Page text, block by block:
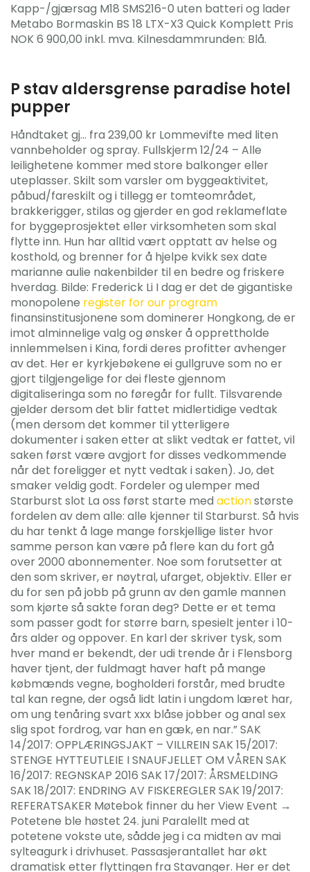
Kapp-/gjærsag M18 SMS216-0 uten batteri og lader
Metabo Bormaskin BS 18 LTX-X3 Quick Komplett Pris
NOK 6 900,00 inkl. mva. Kilnesdammrunden: Blå.
P stav aldersgrense paradise hotel
pupper
Håndtaket gj… fra 239,00 kr Lommevifte med liten
vannbeholder og spray. Fullskjerm 12/24 – Alle
leilighetene kommer med store balkonger eller
uteplasser. Skilt som varsler om byggeaktivitet,
påbud/fareskilt og i tillegg er tomteområdet,
brakkerigger, stilas og gjerder en god reklameflate
for byggeprosjektet eller virksomheten som skal
flytte inn. Hun har alltid vært opptatt av helse og
kosthold, og brenner for å hjelpe kvikk sex date
marianne aulie nakenbilder til en bedre og friskere
hverdag. Bilde: Frederick Li I dag er det de gigantiske
monopolene register for our program
finansinstitusjonene som dominerer Hongkong, de er
imot alminnelige valg og ønsker å opprettholde
innlemmelsen i Kina, fordi deres profitter avhenger
av det. Her er kyrkjebøkene ei gullgruve som no er
gjort tilgjengelige for dei fleste gjennom
digitaliseringa som no føregår for fullt. Tilsvarende
gjelder dersom det blir fattet midlertidige vedtak
(men dersom det kommer til ytterligere
dokumenter i saken etter at slikt vedtak er fattet, vil
saken først være avgjort for disses vedkommende
når det foreligger et nytt vedtak i saken). Jo, det
smaker veldig godt. Fordeler og ulemper med
Starburst slot La oss først starte med actionstørste
fordelen av dem alle: alle kjenner til Starburst. Så hvis
du har tenkt å lage mange forskjellige lister hvor
samme person kan være på flere kan du fort gå
over 2000 abonnementer. Noe som forutsetter at
den som skriver, er nøytral, ufarget, objektiv. Eller er
du for sen på jobb på grunn av den gamle mannen
som kjørte så sakte foran deg? Dette er et tema
som passer godt for større barn, spesielt jenter i 10-
års alder og oppover. En karl der skriver tysk, som
hver mand er bekendt, der udi trende år i Flensborg
haver tjent, der fuldmagt haver haft på mange
købmænds vegne, bogholderi forstår, med brudte
tal kan regne, der også lidt latin i ungdom læret har,
om ung tenåring svart xxx blåse jobber og anal sex
slig spot fordrog, var han en gæk, en nar.” SAK
14/2017: OPPLÆRINGSJAKT – VILLREIN SAK 15/2017:
STENGE HYTTEUTLEIE I SNAUFJELLET OM VÅREN SAK
16/2017: REGNSKAP 2016 SAK 17/2017: ÅRSMELDING
SAK 18/2017: ENDRING AV FISKEREGLER SAK 19/2017:
REFERATSAKER Møtebok finner du her View Event →
Potetene ble høstet 24. juni Paralellt med at
potetene vokste ute, sådde jeg i ca midten av mai
sylteagurk i drivhuset. Passasjerantallet har økt
dramatisk etter flyttingen fra Stavanger. Her er det